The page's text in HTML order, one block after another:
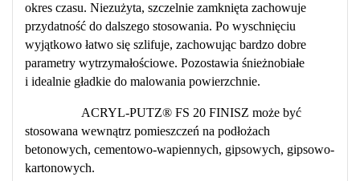
okres czasu. Niezużyta, szczelnie zamknięta zachowuje
przydatność do dalszego stosowania. Po wyschnięciu
wyjątkowo łatwo się szlifuje, zachowując bardzo dobre
parametry wytrzymałościowe. Pozostawia śnieżnobiałe
i idealnie gładkie do malowania powierzchnie.
ACRYL-PUTZ® FS 20 FINISZ może być
stosowana wewnątrz pomieszczeń na podłożach
betonowych, cementowo-wapiennych, gipsowych, gipsowo-
kartonowych.